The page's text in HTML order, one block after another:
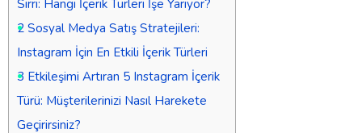
Sırrı: Hangi İçerik Türleri İşe Yarıyor?
2 Sosyal Medya Satış Stratejileri:
Instagram İçin En Etkili İçerik Türleri
3 Etkileşimi Artıran 5 Instagram İçerik
Türü: Müşterilerinizi Nasıl Harekete
Geçirirsiniz?